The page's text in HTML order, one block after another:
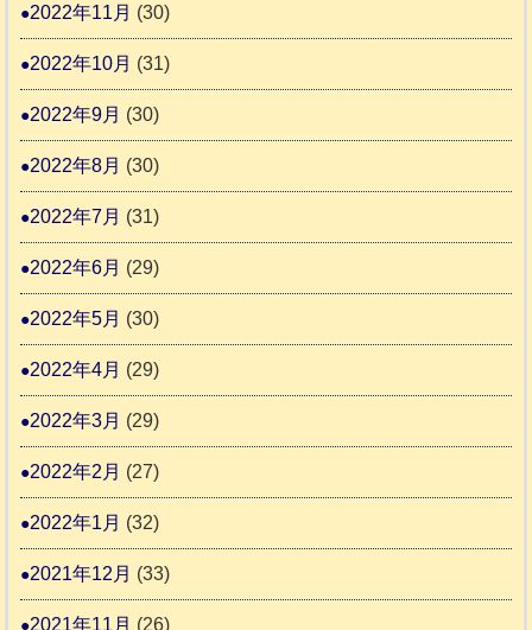
2022年11月 (30)
2022年10月 (31)
2022年9月 (30)
2022年8月 (30)
2022年7月 (31)
2022年6月 (29)
2022年5月 (30)
2022年4月 (29)
2022年3月 (29)
2022年2月 (27)
2022年1月 (32)
2021年12月 (33)
2021年11月 (26)